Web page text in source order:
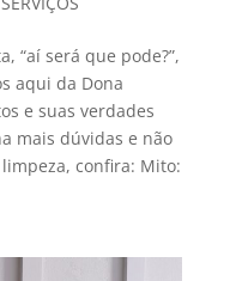
“aí será que pode?”,
aqui da Dona
e suas verdades
mais dúvidas e não
confira: Mito: